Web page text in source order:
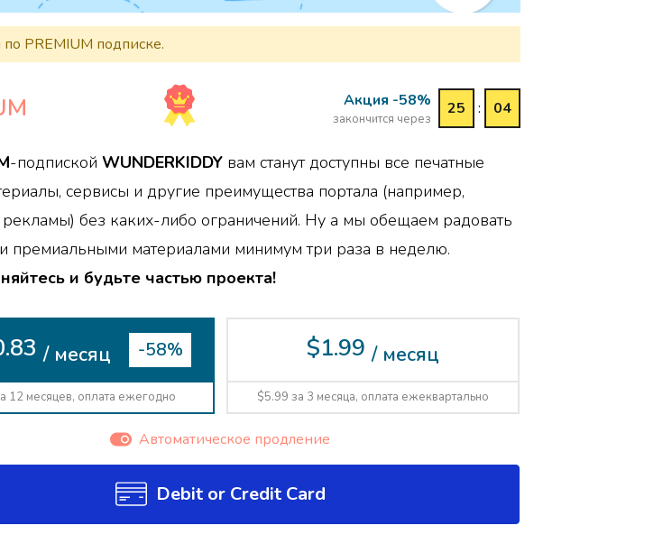
PREMIUM подписке.
Акция -58%
закончится через
25 : 04
-подпискойWUNDERKIDDY вам станут доступны все печатные
сервисы и другие преимущества портала (например,
рекламы) без каких-либо ограничений. Ну а мы обещаем радовать
премиальными материалами минимум три раза в неделю.
и будьте частью проекта!
/ месяц -58%
12 месяцев, оплата ежегодно
$1.99 / месяц
$5.99 за 3 месяца, оплата ежеквартально
Автоматическое продление
Debit or Credit Card